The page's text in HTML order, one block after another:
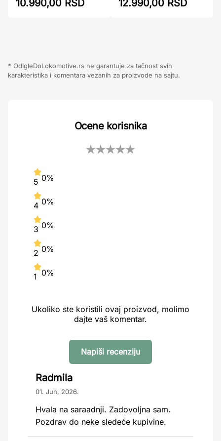
10.990,00 RSD 12.990,00 RSD
* OdIgleDoLokomotive.rs ne garantuje za tačnost svih
karakteristika i komentara vezanih za proizvode na sajtu.
Ocene korisnika
5 0%
4 0%
3 0%
2 0%
1 0%
Ukoliko ste koristili ovaj proizvod, molimo
dajte vaš komentar.
Napiši recenziju
Radmila
01. Jun, 2026.
Hvala na saraadnji. Zadovoljna sam.
Pozdrav do neke sledeće kupivine.